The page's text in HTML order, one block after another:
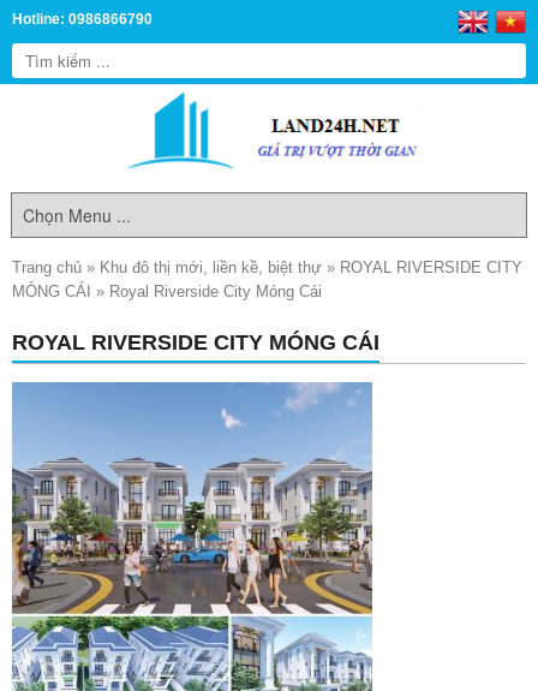
Hotline: 0986866790
Trang chủ » Khu đô thị mới, liền kề, biệt thự » ROYAL RIVERSIDE CITY
MÓNG CÁI » Royal Riverside City Móng Cái
ROYAL RIVERSIDE CITY MÓNG CÁI